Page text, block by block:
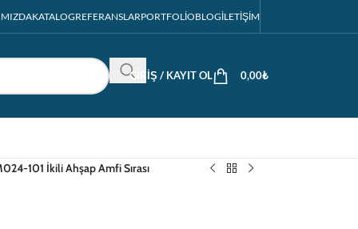
KATALOGREFERANSLARPORTFOLIOBLOGİLETIŞIM
GIRIŞ / KAYIT OL 0,00₺
101 İkili Ahşap Amfi Sırası